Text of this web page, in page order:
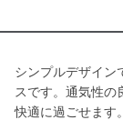
シンプルデザイン
スです。通気性の
快適に過ごせます。